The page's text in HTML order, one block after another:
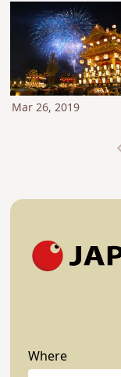
Mar 26, 2019
Where